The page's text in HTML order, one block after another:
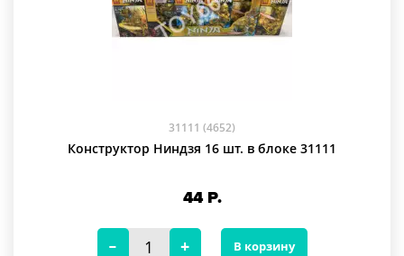
31111 (4652)
Конструктор Ниндзя 16 шт. в блоке 31111
44Р.
В корзину